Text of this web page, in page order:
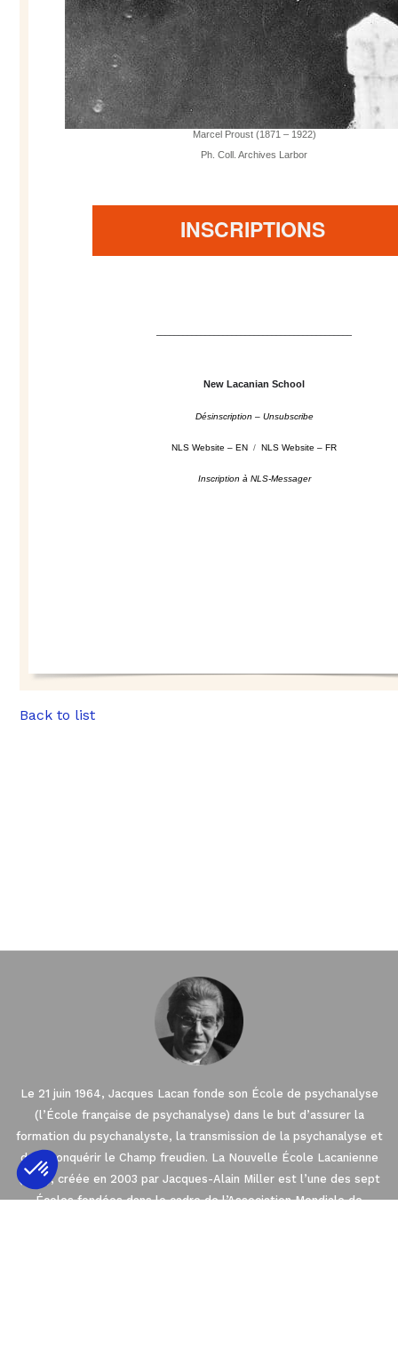
Marcel Proust (1871 – 1922)
Ph. Coll. Archives Larbor
INSCRIPTIONS
––––––––––––––––––––––––––––––––––––––––––––
New Lacanian School
Désinscription – Unsubscribe
NLS Website – EN / NLS Website – FR
Inscription à NLS-Messager
Back to list
Le 21 juin 1964, Jacques Lacan fonde son École de psychanalyse
(l’École française de psychanalyse) dans le but d’assurer la
formation du psychanalyste, la transmission de la psychanalyse et
de reconquérir le Champ freudien. La Nouvelle École Lacanienne
(NLS), créée en 2003 par Jacques-Alain Miller est l’une des sept
Écoles fondées dans le cadre de l’Association Mondiale de